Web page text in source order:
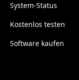
System-Status
Kostenlos testen
Software kaufen